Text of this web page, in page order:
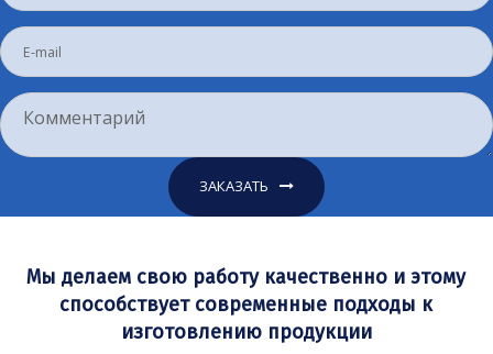
ЗАКАЗАТЬ
Мы делаем свою работу качественно и этому
способствует современные подходы к
изготовлению продукции